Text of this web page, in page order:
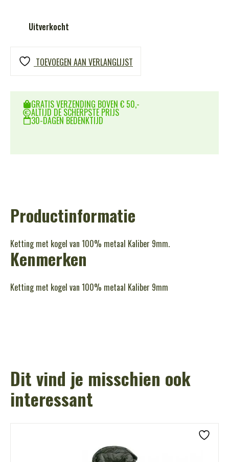
Uitverkocht
TOEVOEGEN AAN VERLANGLIJST
GRATIS VERZENDING BOVEN € 50,-
ALTIJD DE SCHERPSTE PRIJS
30-DAGEN BEDENKTIJD
Productinformatie
Ketting met kogel van 100% metaal Kaliber 9mm.
Kenmerken
Ketting met kogel van 100% metaal Kaliber 9mm
Dit vind je misschien ook
interessant